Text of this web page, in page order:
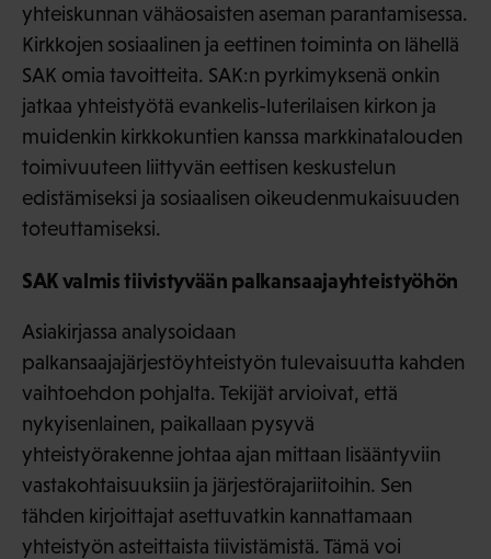
yhteiskunnan vähäosaisten aseman parantamisessa.
Kirkkojen sosiaalinen ja eettinen toiminta on lähellä
SAK omia tavoitteita. SAK:n pyrkimyksenä onkin
jatkaa yhteistyötä evankelis-luterilaisen kirkon ja
muidenkin kirkkokuntien kanssa markkinatalouden
toimivuuteen liittyvän eettisen keskustelun
edistämiseksi ja sosiaalisen oikeudenmukaisuuden
toteuttamiseksi.
SAK valmis tiivistyvään palkansaajayhteistyöhön
Asiakirjassa analysoidaan
palkansaajajärjestöyhteistyön tulevaisuutta kahden
vaihtoehdon pohjalta. Tekijät arvioivat, että
nykyisenlainen, paikallaan pysyvä
yhteistyörakenne johtaa ajan mittaan lisääntyviin
vastakohtaisuuksiin ja järjestörajariitoihin. Sen
tähden kirjoittajat asettuvatkin kannattamaan
yhteistyön asteittaista tiivistämistä. Tämä voi